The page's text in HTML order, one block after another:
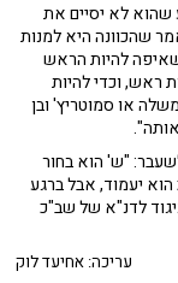
שהוא לא יסיים את
שהכוונה היא למנות
להיות הראש
ראש, וכדי להיות
או סמוטריץ' ובן
"ש' הוא בחור
יעמוד, אבל ברגע
לדנ"א של שב"כ
עריכה: אחיעד לוק